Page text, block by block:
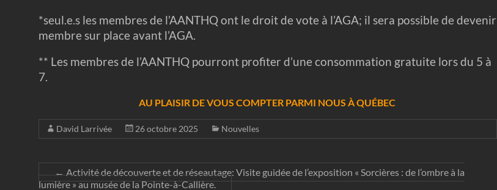
*seul.e.s les membres de l’AANTHQ ont le droit de vote à l’AGA; il sera possible de devenir
membre sur place avant l’AGA.
** Les membres de l’AANTHQ pourront profiter d’une consommation gratuite lors du 5 à
7.
AU PLAISIR DE VOUS COMPTER PARMI NOUS À QUÉBEC
David Larrivée 26 octobre 2025 Nouvelles
←Activité de découverte et de réseautage: Visite guidée de l’exposition « Sorcières : de l’ombre à la
lumière » au musée de la Pointe-à-Callière.